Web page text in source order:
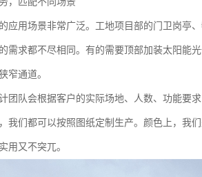
应用场景非常广泛。工地项目部的门卫岗
需求都不尽相同。有的需要顶部加装太阳能
窄通道。
团队会根据客户的实际场地、人数、功能要
我们都可以按照图纸定制生产。颜色上，我
用又不突兀。